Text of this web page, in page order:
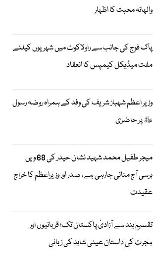
والہانہ محبت کا اظہار
پاک فوج کی جانب سے راولاکوٹ میں شہریوں کیلئے
مفت میڈیکل کیمپس کا انعقاد
وزیر اعظم شہباز شریف کی وفد کے ہمراہ روضہ رسول
ﷺ پر حاضری
میجر طفیل محمد شہید نشان حیدر کی 68 ویں
برسی آج منائی جارہی ہے، صدر اور وزیراعظم کا خراج
عقیدت
تقسیمِ ہند سے آزادیٔ پاکستان تک؛ قربانیوں اور
ہجرت کی داستان عینی شاہد کی زبانی